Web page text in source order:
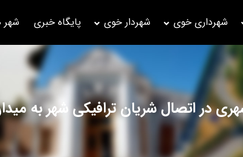
شهرداری خوی شهردار خوی پایگاه خبری
در اتصال شریان ترافیکی شهر به